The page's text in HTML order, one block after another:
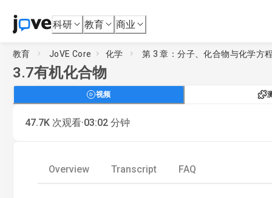
科研 教育 商业
教育 JoVE Core 化学 第 3 章：分子、化合物与化学方
3.7有机化合物
视频
47.7K 次观看·03:02 分钟
Overview Transcript FAQ